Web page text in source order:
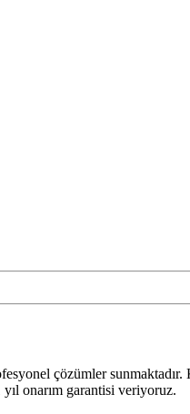
çözümler
yıl onarım garantisi veriyoruz.